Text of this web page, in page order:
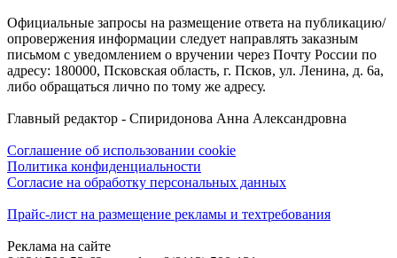
Официальные запросы на размещение ответа на публикацию/
опровержения информации следует направлять заказным
письмом с уведомлением о вручении через Почту России по
адресу: 180000, Псковская область, г. Псков, ул. Ленина, д. 6а,
либо обращаться лично по тому же адресу.
Главный редактор - Спиридонова Анна Александровна
Соглашение об использовании cookie
Политика конфиденциальности
Согласие на обработку персональных данных
Прайс-лист на размещение рекламы и техтребования
Реклама на сайте